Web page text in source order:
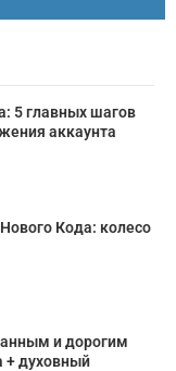
жизнь?
контроля
5 главных шагов
аккаунта
Кода: колесо
и дорогим
+ духовный